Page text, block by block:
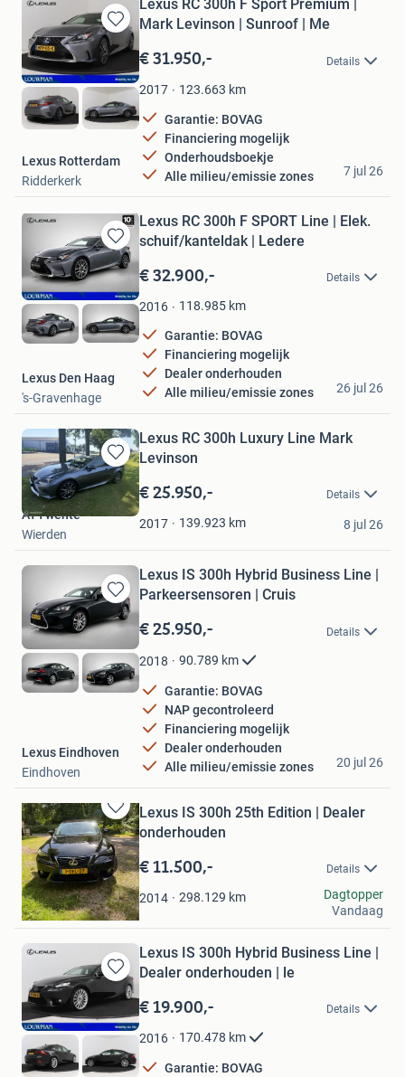
Bewaren
in
Mijn
Favorieten
Lexus RC 300h F Sport Premium |
Mark Levinson | Sunroof | Me
€ 31.950,- Details
2017 123.663 km
Garantie: BOVAG
Financiering mogelijk
Onderhoudsboekje
Alle milieu/emissie zones
Lexus Rotterdam
Ridderkerk
7 jul 26
Bewaren
in
Mijn
Favorieten
Lexus RC 300h F SPORT Line | Elek.
schuif/kanteldak | Ledere
€ 32.900,- Details
2016 118.985 km
Garantie: BOVAG
Financiering mogelijk
Dealer onderhouden
Alle milieu/emissie zones
Lexus Den Haag
's-Gravenhage
26 jul 26
Bewaren
in
Favorieten
Lexus RC 300h Luxury Line Mark
Levinson
€ 25.950,- Details
2017 139.923 km
ATTwente
Wierden
8 jul 26
Bewaren
in
Favorieten
Lexus IS 300h Hybrid Business Line |
Parkeersensoren | Cruis
€ 25.950,- Details
2018 90.789 km
Garantie: BOVAG
NAP gecontroleerd
Financiering mogelijk
Dealer onderhouden
Alle milieu/emissie zones
Lexus Eindhoven
Eindhoven
20 jul 26
Bewaren
in
Mijn
Favorieten
Lexus IS 300h 25th Edition | Dealer
onderhouden
€ 11.500,- Details
2014 298.129 km
Dick
Zeist
Dagtopper
Vandaag
Bewaren
Mijn
Favorieten
Lexus IS 300h Hybrid Business Line |
Dealer onderhouden | le
€ 19.900,- Details
2016 170.478 km
Garantie: BOVAG